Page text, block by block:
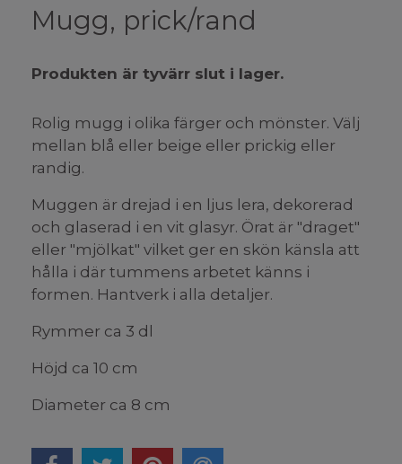
Mugg, prick/rand
Produkten är tyvärr slut i lager.
Rolig mugg i olika färger och mönster. Välj
mellan blå eller beige eller prickig eller
randig.
Muggen är drejad i en ljus lera, dekorerad
och glaserad i en vit glasyr. Örat är "draget"
eller "mjölkat" vilket ger en skön känsla att
hålla i där tummens arbetet känns i
formen. Hantverk i alla detaljer.
Rymmer ca 3 dl
Höjd ca 10 cm
Diameter ca 8 cm